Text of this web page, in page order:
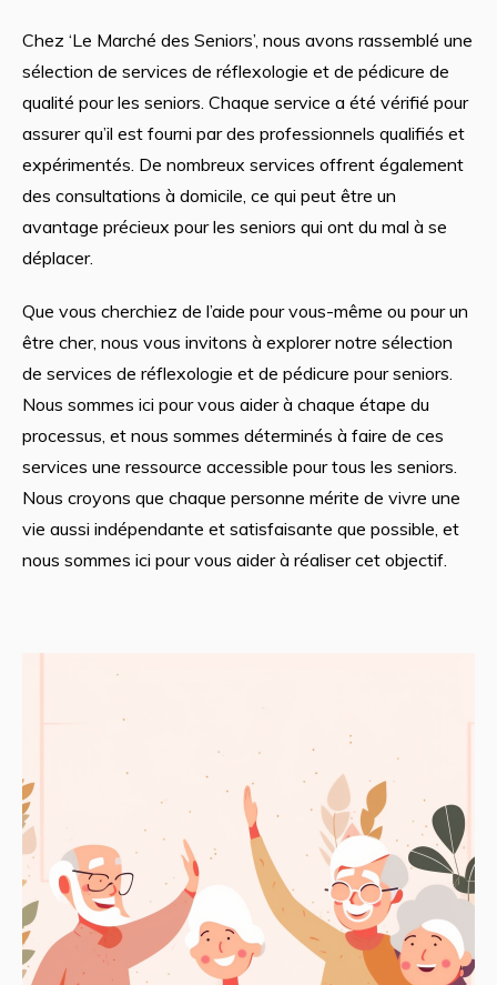
Chez ‘Le Marché des Seniors’, nous avons rassemblé une
sélection de services de réflexologie et de pédicure de
qualité pour les seniors. Chaque service a été vérifié pour
assurer qu’il est fourni par des professionnels qualifiés et
expérimentés. De nombreux services offrent également
des consultations à domicile, ce qui peut être un
avantage précieux pour les seniors qui ont du mal à se
déplacer.
Que vous cherchiez de l’aide pour vous-même ou pour un
être cher, nous vous invitons à explorer notre sélection
de services de réflexologie et de pédicure pour seniors.
Nous sommes ici pour vous aider à chaque étape du
processus, et nous sommes déterminés à faire de ces
services une ressource accessible pour tous les seniors.
Nous croyons que chaque personne mérite de vivre une
vie aussi indépendante et satisfaisante que possible, et
nous sommes ici pour vous aider à réaliser cet objectif.